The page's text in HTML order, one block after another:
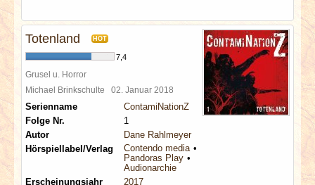
Totenland HOT
7,4
Grusel u. Horror
Michael Brinkschulte 02. Januar 2018
Serienname
ContamiNationZ
Folge Nr.
1
Autor
Dane Rahlmeyer
Hörspiellabel/Verlag
Contendo media
Pandoras Play
Audionarchie
Erscheinungsjahr
2017